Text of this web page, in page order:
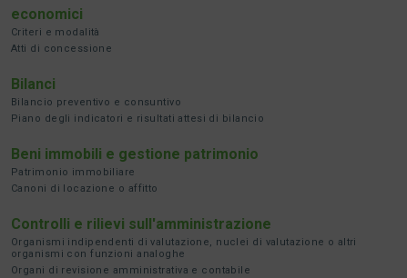
economici
Criteri e modalità
Atti di concessione
Bilanci
Bilancio preventivo e consuntivo
Piano degli indicatori e risultati attesi di bilancio
Beni immobili e gestione patrimonio
Patrimonio immobiliare
Canoni di locazione o affitto
Controlli e rilievi sull'amministrazione
Organismi indipendenti di valutazione, nuclei di valutazione o altri
organismi con funzioni analoghe
Organi di revisione amministrativa e contabile